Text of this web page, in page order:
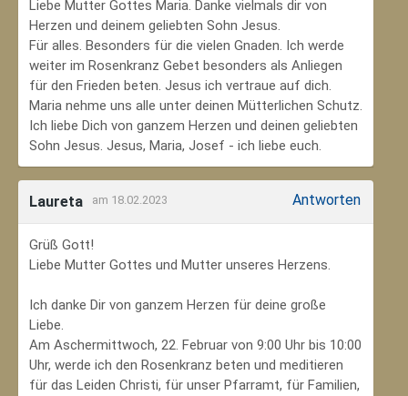
Liebe Mutter Gottes Maria. Danke vielmals dir von
Herzen und deinem geliebten Sohn Jesus.
Für alles. Besonders für die vielen Gnaden. Ich werde
weiter im Rosenkranz Gebet besonders als Anliegen
für den Frieden beten. Jesus ich vertraue auf dich.
Maria nehme uns alle unter deinen Mütterlichen Schutz.
Ich liebe Dich von ganzem Herzen und deinen geliebten
Sohn Jesus. Jesus, Maria, Josef - ich liebe euch.
Laureta am 18.02.2023 Antworten
Grüß Gott!
Liebe Mutter Gottes und Mutter unseres Herzens.
Ich danke Dir von ganzem Herzen für deine große
Liebe.
Am Aschermittwoch, 22. Februar von 9:00 Uhr bis 10:00
Uhr, werde ich den Rosenkranz beten und meditieren
für das Leiden Christi, für unser Pfarramt, für Familien,